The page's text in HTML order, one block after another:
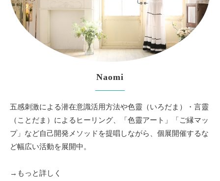
Naomi
五感刺激による潜在意識活用方法や色靈（いろだま）・言靈
（ことだま）によるヒーリング、「色靈アート」「ご縁マッ
プ」など自己開発メソッドを提唱しながら、個展開催するな
ど幅広い活動を展開中。
→もっと詳しく